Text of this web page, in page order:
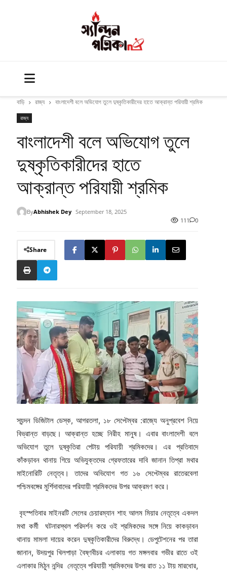
বাড়ি রাজ্য বাংলাদেশী বলে অভিযোগ তুলে দুষ্কৃতিকারীদের হাতে আক্রান্ত পরিযায়ী শ্রমিক
রাজ্য
বাংলাদেশী বলে অভিযোগ তুলে
দুষ্কৃতিকারীদের হাতে
আক্রান্ত পরিযায়ী শ্রমিক
ByAbhishek Dey September 18, 2025
111
0
Share
স্যন্দন ডিজিটাল ডেস্ক, আগরতলা, ১৮ সেপ্টেম্বর :রাজ্যে অনুপ্রবেশ নিয়ে
বিভ্রান্ত বাড়ছে। আক্রান্ত হচ্ছে নিরীহ মানুষ। এবার বাংলাদেশী বলে
অভিযোগ তুলে দুষ্কৃতিরা পেটায় পরিযায়ী শ্রমিকদের। এর প্রতিবাদে
কাঁকড়াবন থানায় গিয়ে অভিযুক্তদের গ্রেফতারের দাবি জানান তিপ্রা মথার
মাইনোরিটি নেতৃত্ব। তাদের অভিযোগ গত ১৬ সেপ্টেম্বর রাতেরবেলা
পশ্চিমবঙ্গের মুর্শিদাবাদের পরিযায়ী শ্রমিকদের উপর আক্রমণ করে।
বৃহস্পতিবার মাইনরটি সেলের চেয়ারম্যান শাহ আলম মিয়ার নেতৃত্বে একদল
মথা কর্মী ঘটনারস্থল পরিদর্শন করে ওই শ্রমিকদের সঙ্গে নিয়ে কাকড়াবন
থানায় মামলা দায়ের করেন দুষ্কৃতিকারীদের বিরুদ্ধে। ডেপুটেশনের পর তারা
জানান, উদয়পুর খিলপাড়া বৈষ্ণবীচর এলাকায় গত মঙ্গলবার গভীর রাতে ওই
এলাকার মিঠুন নন্দির নেতৃত্বে পরিযায়ী শ্রমিকদের উপর রাত ১১ টায় মারধোর,